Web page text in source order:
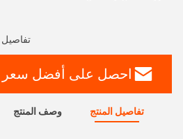
احصل على أفضل سعر
تفاصيل المنتج وصف المنتج